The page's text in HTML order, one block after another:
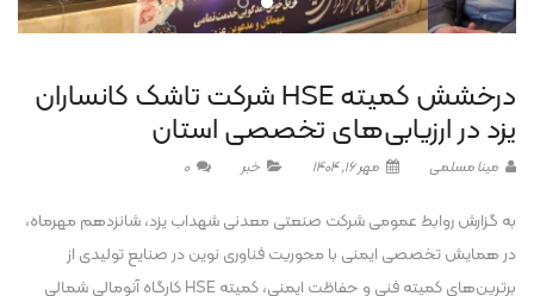
درخشش کمیته HSE شرکت تاشک کانساران
یزد در ارزیابی‌های تخصصی استان
مینا مسلمی مهر 16, 1404 خبر 0
به گزارش روابط عمومی شرکت صنعتی معدنی شهداب یزد، شانزدهم مهرماه،
در همایش تخصصی ایمنی با محوریت فناوری نوین در صنایع تولیدی از
برترین‌های کمیته فنی و حفاظت ایمنی، کمیته HSE کارگاه آنومالی شمالی